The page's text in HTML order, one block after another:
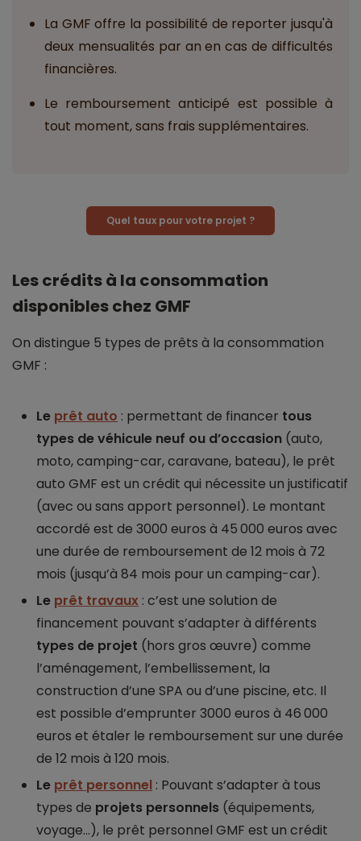
La GMF offre la possibilité de reporter jusqu'à
deux mensualités par an en cas de difficultés
financières.
Le remboursement anticipé est possible à
tout moment, sans frais supplémentaires.
Quel taux pour votre projet ?
Les crédits à la consommation
disponibles chez GMF
On distingue 5 types de prêts à la consommation
GMF :
Le prêt auto : permettant de financer tous
types de véhicule neuf ou d’occasion (auto,
moto, camping-car, caravane, bateau), le prêt
auto GMF est un crédit qui nécessite un justificatif
(avec ou sans apport personnel). Le montant
accordé est de 3000 euros à 45 000 euros avec
une durée de remboursement de 12 mois à 72
mois (jusqu’à 84 mois pour un camping-car).
Le prêt travaux : c’est une solution de
financement pouvant s’adapter à différents
types de projet (hors gros œuvre) comme
l’aménagement, l’embellissement, la
construction d’une SPA ou d’une piscine, etc. Il
est possible d’emprunter 3000 euros à 46 000
euros et étaler le remboursement sur une durée
de 12 mois à 120 mois.
Le prêt personnel : Pouvant s’adapter à tous
types de projets personnels (équipements,
voyage…), le prêt personnel GMF est un crédit